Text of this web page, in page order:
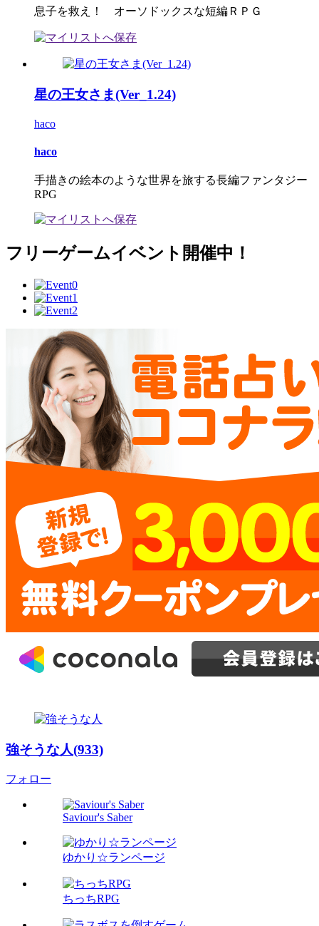
息子を救え！ オーソドックスな短編ＲＰＧ
星の王女さま(Ver_1.24)
haco
haco
手描きの絵本のような世界を旅する長編ファンタジー
RPG
フリーゲームイベント開催中！
強そうな人(933)
フォロー
Saviour's Saber
ゆかり☆ランページ
ちっちRPG